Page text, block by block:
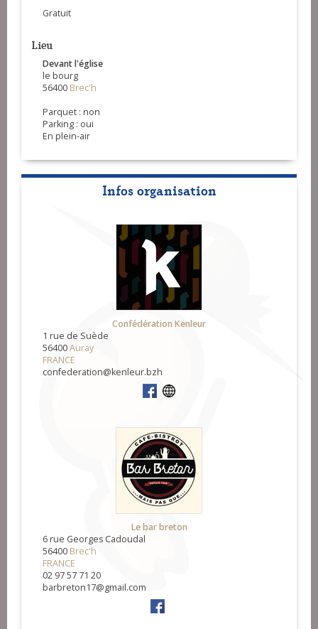
Gratuit
Lieu
Devant l'église
le bourg
56400 Brec'h
Parquet : non
Parking : oui
En plein-air
Infos organisation
Confédération Kenleur
1 rue de Suède
56400Auray
FRANCE
confederation@kenleur.bzh
Le bar breton
6 rue Georges Cadoudal
56400 Brec'h
FRANCE
02 97 57 71 20
barbreton17@gmail.com